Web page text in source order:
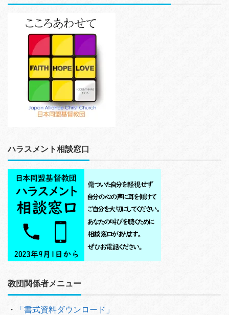
ハラスメント相談窓口
教団関係者メニュー
・ 「書式資料ダウンロード」